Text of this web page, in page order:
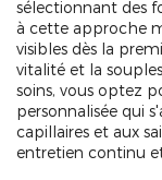
sélectionnant des
à cette approche
visibles dès la
vitalité et la
soins, vous optez
personnalisée qui
capillaires et aux
entretien continu